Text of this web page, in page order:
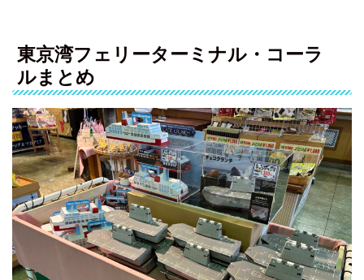
東京湾フェリーターミナル・コーラ
ルまとめ